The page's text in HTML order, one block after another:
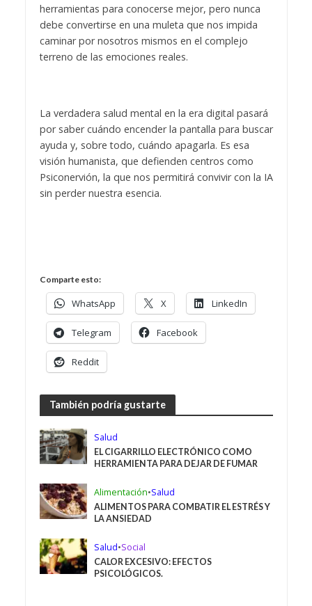
herramientas para conocerse mejor, pero nunca
debe convertirse en una muleta que nos impida
caminar por nosotros mismos en el complejo
terreno de las emociones reales.
La verdadera salud mental en la era digital pasará
por saber cuándo encender la pantalla para buscar
ayuda y, sobre todo, cuándo apagarla. Es esa
visión humanista, que defienden centros como
Psiconervión, la que nos permitirá convivir con la IA
sin perder nuestra esencia.
Comparte esto:
WhatsApp X LinkedIn
Telegram Facebook
Reddit
También podría gustarte
Salud
EL CIGARRILLO ELECTRÓNICO COMO
HERRAMIENTA PARA DEJAR DE FUMAR
Alimentación•Salud
ALIMENTOS PARA COMBATIR EL ESTRÉS Y
LA ANSIEDAD
Salud•Social
CALOR EXCESIVO: EFECTOS
PSICOLÓGICOS.